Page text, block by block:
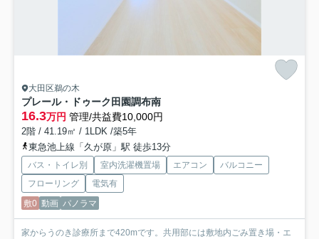
大田区鵜の木
プレール・ドゥーク田園調布南
16.3万円 管理/共益費10,000円
2階 / 41.19㎡ / 1LDK /築5年
東急池上線「久が原」駅 徒歩13分
バス・トイレ別 室内洗濯機置場 エアコン
バルコニー
フローリング
電気有
敷0 動画 パノラマ
家からうのき診療所まで420mです。共用部には敷地内ごみ置き場・エ